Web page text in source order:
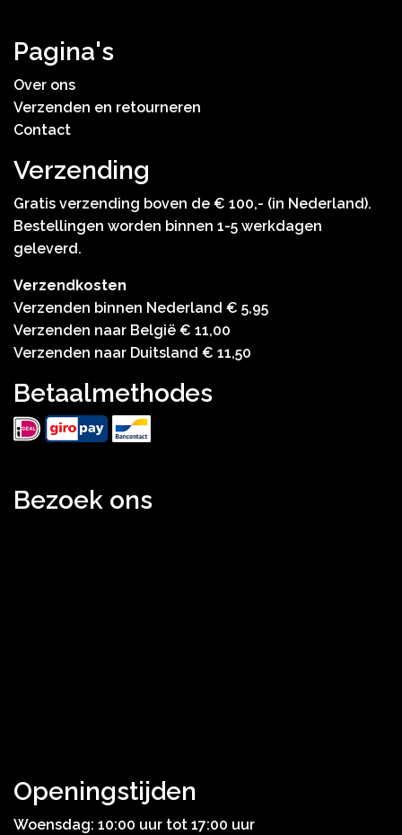
Pagina's
Over ons
Verzenden en retourneren
Contact
Verzending
Gratis verzending boven de € 100,- (in Nederland).
Bestellingen worden binnen 1-5 werkdagen
geleverd.
Verzendkosten
Verzenden binnen Nederland € 5,95
Verzenden naar België € 11,00
Verzenden naar Duitsland € 11,50
Betaalmethodes
Bezoek ons
Openingstijden
Woensdag: 10:00 uur tot 17:00 uur